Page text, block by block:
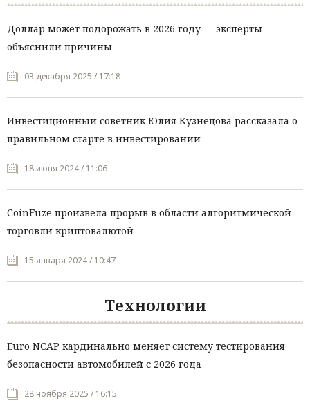
Доллар может подорожать в 2026 году — эксперты
объяснили причины
03 декабря 2025 / 17:18
Инвестиционный советник Юлия Кузнецова рассказала о
правильном старте в инвестировании
18 июня 2024 / 11:06
CoinFuze произвела прорыв в области алгоритмической
торговли криптовалютой
15 января 2024 / 10:47
Технологии
Euro NCAP кардинально меняет систему тестирования
безопасности автомобилей с 2026 года
28 ноября 2025 / 16:15